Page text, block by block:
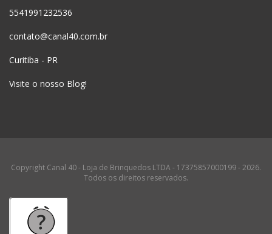
5541991232536
contato@canal40.com.br
Curitiba - PR
Visite o nosso Blog!
Copyright Canal 40 - Loja de Brinquedos LTDA - 17375857000199 - 2026.
Todos os direitos reservados.